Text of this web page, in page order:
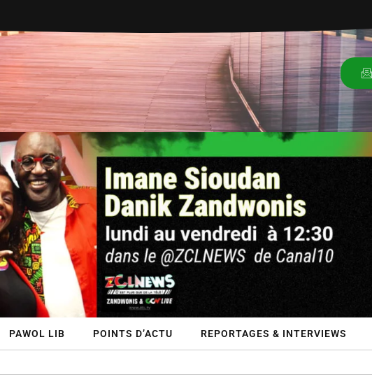
PAWOL LIB POINTS D’ACTU REPORTAGES & INTERVIEWS